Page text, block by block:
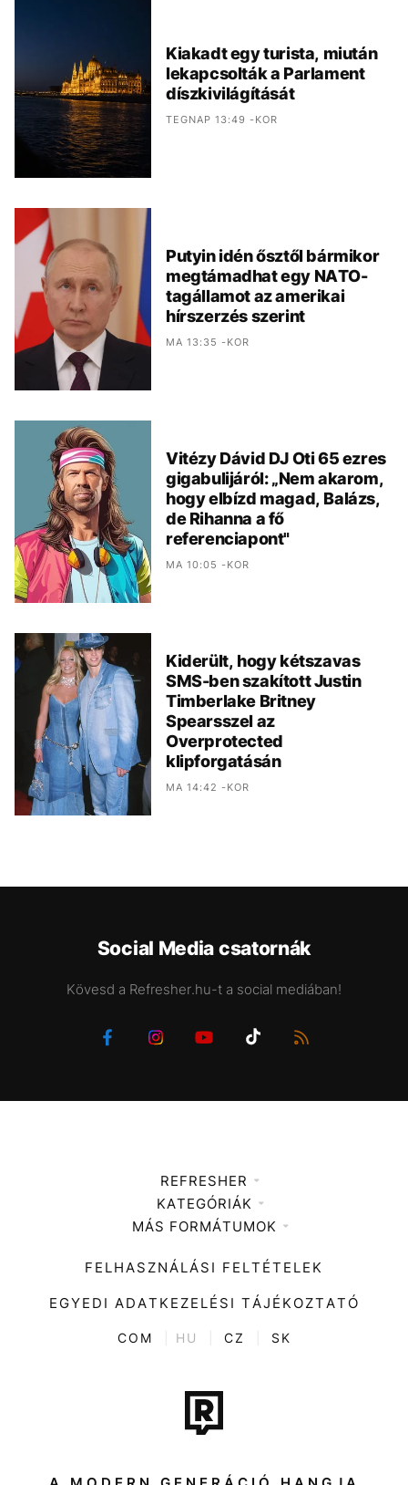
Kiakadt egy turista, miután
lekapcsolták a Parlament
díszkivilágítását
TEGNAP 13:49 -KOR
Putyin idén ősztől bármikor
megtámadhat egy NATO-
tagállamot az amerikai
hírszerzés szerint
MA 13:35 -KOR
Vitézy Dávid DJ Oti 65 ezres
gigabulijáról: „Nem akarom,
hogy elbízd magad, Balázs,
de Rihanna a fő
referenciapont"
MA 10:05 -KOR
Kiderült, hogy kétszavas
SMS-ben szakított Justin
Timberlake Britney
Spearsszel az
Overprotected
klipforgatásán
MA 14:42 -KOR
Social Media csatornák
Kövesd a Refresher.hu-t a social mediában!
REFRESHER
Médiaajánlat
KATEGÓRIÁK
Zene
Divat
Kultúra
ENTR
Tech-Tudomány
Sport
Társadalom
MÁS FORMÁTUMOK
FELHASZNÁLÁSI FELTÉTELEK
EGYEDI ADATKEZELÉSI TÁJÉKOZTATÓ
COM HU CZ SK